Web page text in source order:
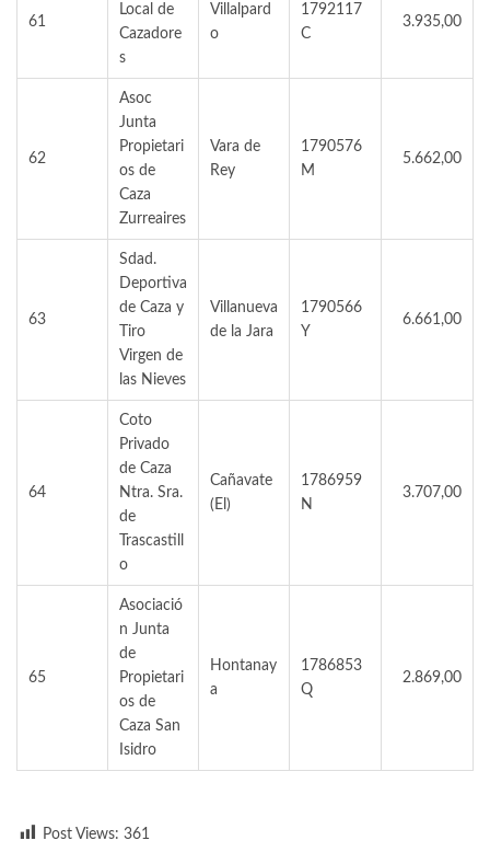
61
Local de
Cazadore
s
Villalpard
o
1792117
C
3.935,00
62
Asoc
Junta
Propietari
os de
Caza
Zurreaires
Vara de
Rey
1790576
M
5.662,00
63
Sdad.
Deportiva
de Caza y
Tiro
Virgen de
las Nieves
Villanueva
de la Jara
1790566
Y
6.661,00
64
Coto
Privado
de Caza
Ntra. Sra.
de
Trascastill
o
Cañavate
(El)
1786959
N
3.707,00
65
Asociació
n Junta
de
Propietari
os de
Caza San
Isidro
Hontanay
a
1786853
Q
2.869,00
Post Views: 361